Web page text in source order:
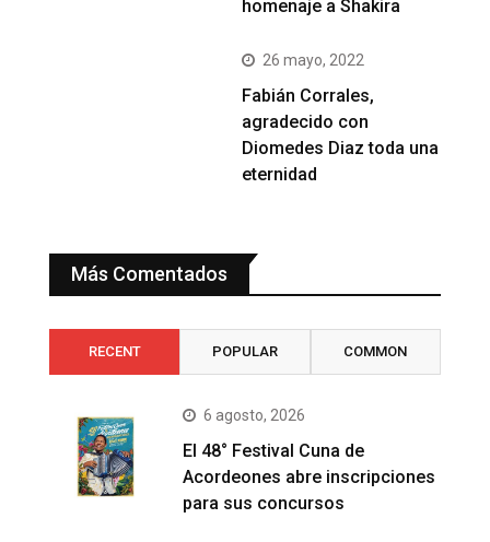
homenaje a Shakira
26 mayo, 2022
Fabián Corrales,
agradecido con
Diomedes Diaz toda una
eternidad
Más Comentados
RECENT POPULAR COMMON
6 agosto, 2026
El 48° Festival Cuna de
Acordeones abre inscripciones
para sus concursos